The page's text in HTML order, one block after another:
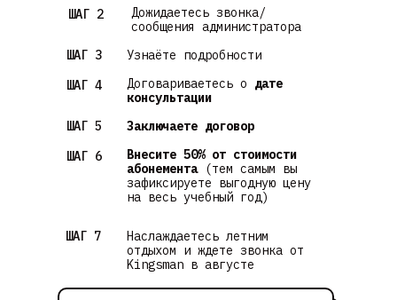
ШАГ 2
Дожидаетесь звонка/
сообщения администратора
ШАГ 3
Узнаёте подробности
ШАГ 4
Договариваетесь о дате
консультации
ШАГ 5
Заключаете договор
Внесите 50% от стоимости
абонемента(тем самым вы
зафиксируете выгодную цену
на весь учебный год)
ШАГ 6
ШАГ 7
Наслаждаетесь летним
отдыхом и ждете звонка от
Kingsman в августе